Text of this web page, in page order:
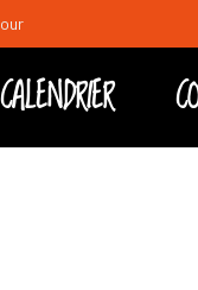
CALENDRIER